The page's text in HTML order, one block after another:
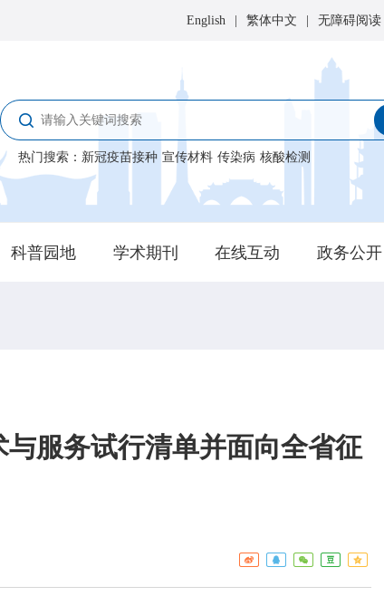
检验服
English | 繁体中文 | 无障碍阅读
热门搜索 ： 新冠疫苗接种 宣传材料 传染病 核酸检测
科普园地 学术期刊 在线互动 政务公开
服务试行清单并面向全省征